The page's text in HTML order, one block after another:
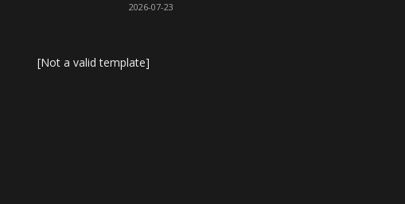
2026-07-23
[Not a valid template]